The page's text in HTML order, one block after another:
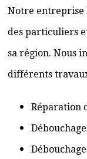
Notre entreprise
des particuliers
sa région. Nous
différents
Réparation